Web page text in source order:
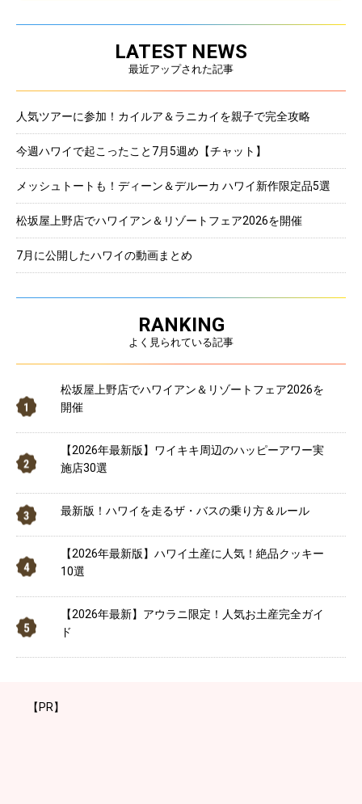
LATEST NEWS
最近アップされた記事
人気ツアーに参加！カイルア＆ラニカイを親子で完全攻略
今週ハワイで起こったこと7月5週め【チャット】
メッシュトートも！ディーン＆デルーカ ハワイ新作限定品5選
松坂屋上野店でハワイアン＆リゾートフェア2026を開催
7月に公開したハワイの動画まとめ
RANKING
よく見られている記事
松坂屋上野店でハワイアン＆リゾートフェア2026を
開催
【2026年最新版】ワイキキ周辺のハッピーアワー実
施店30選
最新版！ハワイを走るザ・バスの乗り方＆ルール
【2026年最新版】ハワイ土産に人気！絶品クッキー
10選
【2026年最新】アウラニ限定！人気お土産完全ガイ
ド
【PR】